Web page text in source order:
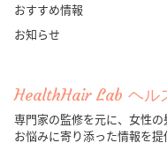
おすすめ情報
お知らせ
HealthHair Lab ヘル
専門家の監修を元に、女性の
お悩みに寄り添った情報を提